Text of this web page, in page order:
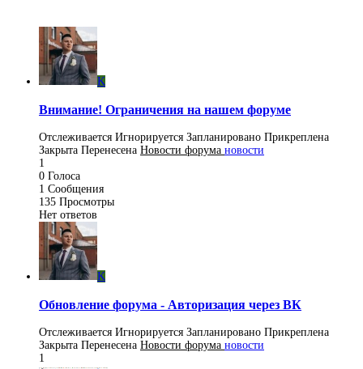
K
Внимание! Ограничения на нашем форуме
Отслеживается Игнорируется Запланировано Прикреплена
Закрыта Перенесена Новости форума новости
1
0 Голоса
1 Сообщения
135 Просмотры
Нет ответов
K
Обновление форума - Авторизация через ВК
Отслеживается Игнорируется Запланировано Прикреплена
Закрыта Перенесена Новости форума новости
1